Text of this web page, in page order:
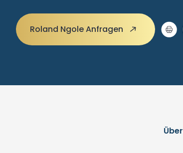
Roland Ngole Anfragen
Über